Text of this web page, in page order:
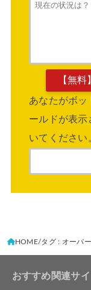
あなたがボッ
ールドが表示
いてください
HOME タグ : オーバ
おすすめ関連サイ